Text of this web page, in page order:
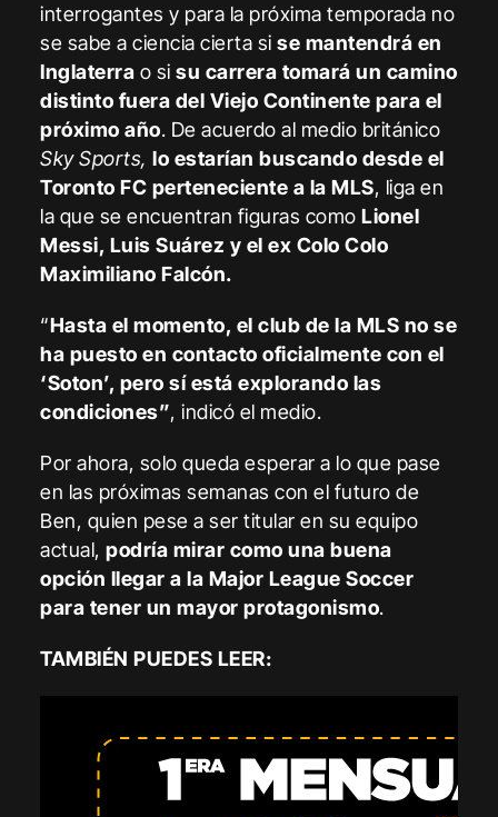
interrogantes y para la próxima temporada no
se sabe a ciencia cierta sise mantendrá en
Inglaterra o sisu carrera tomará un camino
distinto fuera del Viejo Continente para el
próximo año. De acuerdo al medio británico
Sky Sports, lo estarían buscando desde el
Toronto FC perteneciente a la MLS, liga en
la que se encuentran figuras comoLionel
Messi, Luis Suárez y el ex Colo Colo
Maximiliano Falcón.
“Hasta el momento, el club de la MLS no se
ha puesto en contacto oficialmente con el
‘Soton’, pero sí está explorando las
condiciones”, indicó el medio.
Por ahora, solo queda esperar a lo que pase
en las próximas semanas con el futuro de
Ben, quien pese a ser titular en su equipo
actual,podría mirar como una buena
opción llegar a la Major League Soccer
para tener un mayor protagonismo.
TAMBIÉN PUEDES LEER: